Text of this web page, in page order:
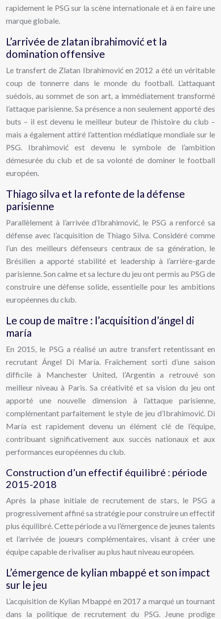
rapidement le PSG sur la scène internationale et à en faire une
marque globale.
L’arrivée de zlatan ibrahimović et la
domination offensive
Le transfert de Zlatan Ibrahimović en 2012 a été un véritable
coup de tonnerre dans le monde du football. L’attaquant
suédois, au sommet de son art, a immédiatement transformé
l’attaque parisienne. Sa présence a non seulement apporté des
buts – il est devenu le meilleur buteur de l’histoire du club –
mais a également attiré l’attention médiatique mondiale sur le
PSG. Ibrahimović est devenu le symbole de l’ambition
démesurée du club et de sa volonté de dominer le football
européen.
Thiago silva et la refonte de la défense
parisienne
Parallèlement à l’arrivée d’Ibrahimović, le PSG a renforcé sa
défense avec l’acquisition de Thiago Silva. Considéré comme
l’un des meilleurs défenseurs centraux de sa génération, le
Brésilien a apporté stabilité et leadership à l’arrière-garde
parisienne. Son calme et sa lecture du jeu ont permis au PSG de
construire une défense solide, essentielle pour les ambitions
européennes du club.
Le coup de maître : l’acquisition d’ángel di
maría
En 2015, le PSG a réalisé un autre transfert retentissant en
recrutant Ángel Di María. Fraîchement sorti d’une saison
difficile à Manchester United, l’Argentin a retrouvé son
meilleur niveau à Paris. Sa créativité et sa vision du jeu ont
apporté une nouvelle dimension à l’attaque parisienne,
complémentant parfaitement le style de jeu d’Ibrahimović. Di
María est rapidement devenu un élément clé de l’équipe,
contribuant significativement aux succès nationaux et aux
performances européennes du club.
Construction d’un effectif équilibré : période
2015-2018
Après la phase initiale de recrutement de stars, le PSG a
progressivement affiné sa stratégie pour construire un effectif
plus équilibré. Cette période a vu l’émergence de jeunes talents
et l’arrivée de joueurs complémentaires, visant à créer une
équipe capable de rivaliser au plus haut niveau européen.
L’émergence de kylian mbappé et son impact
sur le jeu
L’acquisition de Kylian Mbappé en 2017 a marqué un tournant
dans la politique de recrutement du PSG. Jeune prodige